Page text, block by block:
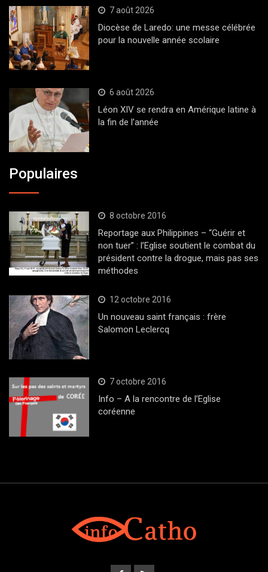
7 août 2026
Diocèse de Laredo: une messe célébrée
pour la nouvelle année scolaire
6 août 2026
Léon XIV se rendra en Amérique latine à
la fin de l’année
Populaires
8 octobre 2016
Reportage aux Philippines – “Guérir et
non tuer” : l’Eglise soutient le combat du
président contre la drogue, mais pas ses
méthodes
12 octobre 2016
Un nouveau saint français : frère
Salomon Leclercq
7 octobre 2016
Info – A la rencontre de l’Eglise
coréenne